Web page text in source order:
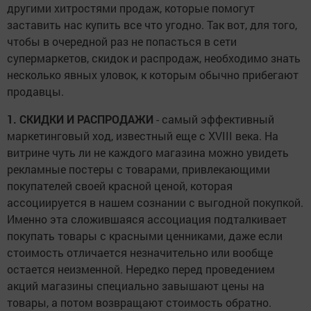
другими хитростями продаж, которые помогут
заставить нас купить все что угодно. Так вот, для того,
чтобы в очередной раз не попасться в сети
супермаркетов, скидок и распродаж, необходимо знать
несколько явных уловок, к которым обычно прибегают
продавцы.
1. СКИДКИ И РАСПРОДАЖИ - самый эффективный
маркетинговый ход, известный еще с XVIII века. На
витрине чуть ли не каждого магазина можно увидеть
рекламные постеры с товарами, привлекающими
покупателей своей красной ценой, которая
ассоциируется в нашем сознании с выгодной покупкой.
Именно эта сложившаяся ассоциация подталкивает
покупать товары с красными ценниками, даже если
стоимость отличается незначительно или вообще
остается неизменной. Нередко перед проведением
акций магазины специально завышают цены на
товары, а потом возвращают стоимость обратно.